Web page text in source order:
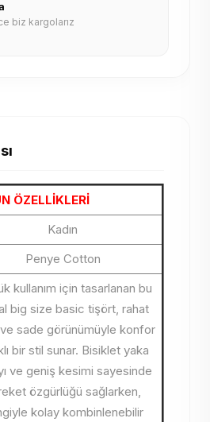
biz kargolarız
ÖZELLİKLERİ
Kadın
Penye Cotton
kullanım için tasarlanan bu
big size basic tişört, rahat
ve sade görünümüyle konfor
bir stil sunar. Bisiklet yaka
ve geniş kesimi sayesinde
özgürlüğü sağlarken,
kolay kombinlenebilir